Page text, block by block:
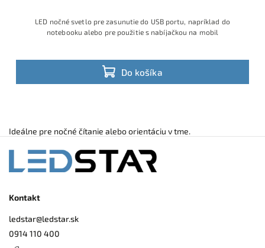
Do košíka
LED nočné svetlo pre zasunutie do USB portu, napríklad do
notebooku alebo pre použitie s nabíjačkou na mobil
Ideálne pre nočné čítanie alebo orientáciu v tme.
Kontakt
ledstar@ledstar.sk
0914 110 400